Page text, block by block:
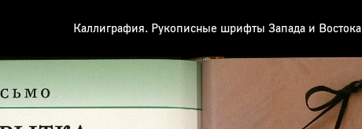
Каллиграфия. Рукописные шрифты Запада и Востока